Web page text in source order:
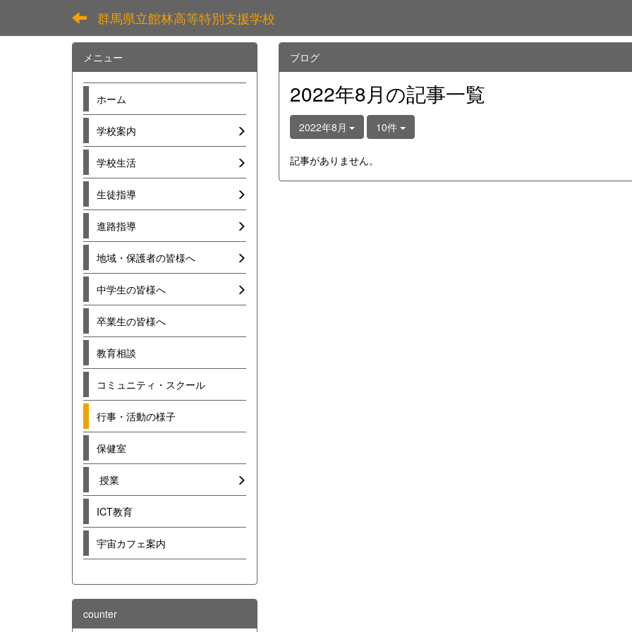
群馬県立館林高等特別支援学校
ブログ
2022年8月の記事一覧
2022年8月 10件
記事がありません。
メニュー
ホーム
学校案内
学校生活
生徒指導
進路指導
地域・保護者の皆様へ
中学生の皆様へ
卒業生の皆様へ
教育相談
コミュニティ・スクール
行事・活動の様子
保健室
授業
ICT教育
宇宙カフェ案内
counter